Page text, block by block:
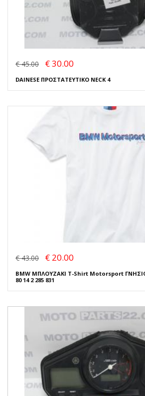
€ 45.00 € 30.00
DAINESE ΠΡΟΣΤΑΤΕΥΤΙΚΟ NECK 4
€ 43.00 € 20.00
BMW ΜΠΛΟΥΖΑΚΙ T-Shirt Motorsport ΓΝΗΣΙΟ
80 14 2 285 831